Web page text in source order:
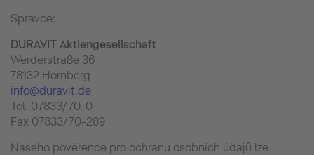
Správce:
DURAVIT Aktiengesellschaft
Werderstraße 36
78132 Hornberg
info@duravit.de
Tel. 07833/70-0
Fax 07833/70-289
Našeho pověřence pro ochranu osobních údajů lze